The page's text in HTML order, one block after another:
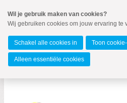
naar
Spring
de
inhoud
Spring
naar
Hilversum
Wil je gebruik maken van cookies?
Wij gebruiken cookies om jouw ervaring te
Schakel alle cookies in Toon
Alleen essentiële cookies